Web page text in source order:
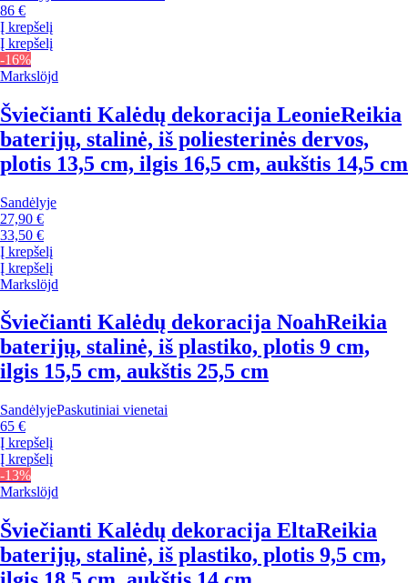
86 €
Į krepšelį
Į krepšelį
-16%
Markslöjd
Šviečianti Kalėdų dekoracija LeonieReikia
baterijų, stalinė, iš poliesterinės dervos,
plotis 13,5 cm, ilgis 16,5 cm, aukštis 14,5 cm
Sandėlyje
27,90 €
33,50 €
Į krepšelį
Į krepšelį
Markslöjd
Šviečianti Kalėdų dekoracija NoahReikia
baterijų, stalinė, iš plastiko, plotis 9 cm,
ilgis 15,5 cm, aukštis 25,5 cm
SandėlyjePaskutiniai vienetai
65 €
Į krepšelį
Į krepšelį
-13%
Markslöjd
Šviečianti Kalėdų dekoracija EltaReikia
baterijų, stalinė, iš plastiko, plotis 9,5 cm,